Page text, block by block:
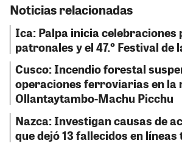
Noticias relacionadas
Ica: Palpa inicia celebraciones
patronales y el 47.º Festival de
Cusco: Incendio forestal
operaciones ferroviarias en la
Ollantaytambo-Machu Picchu
Nazca: Investigan causas de
que dejó 13 fallecidos en